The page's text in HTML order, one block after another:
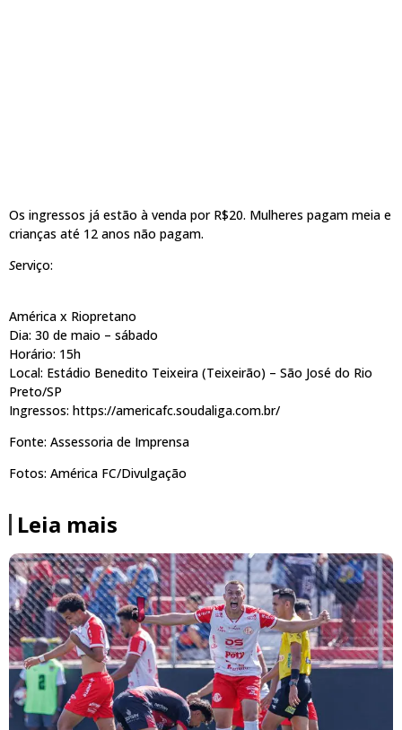
Os ingressos já estão à venda por R$20. Mulheres pagam meia e
crianças até 12 anos não pagam.
Serviço:
América x Riopretano
Dia: 30 de maio – sábado
Horário: 15h
Local: Estádio Benedito Teixeira (Teixeirão) – São José do Rio
Preto/SP
Ingressos: https://americafc.soudaliga.com.br/
Fonte: Assessoria de Imprensa
Fotos: América FC/Divulgação
Leia mais